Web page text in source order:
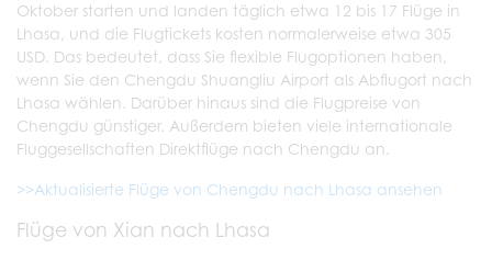
Oktober starten und landen täglich etwa 12 bis 17 Flüge in
Lhasa, und die Flugtickets kosten normalerweise etwa 305
USD. Das bedeutet, dass Sie flexible Flugoptionen haben,
wenn Sie den Chengdu Shuangliu Airport als Abflugort nach
Lhasa wählen. Darüber hinaus sind die Flugpreise von
Chengdu günstiger. Außerdem bieten viele internationale
Fluggesellschaften Direktflüge nach Chengdu an.
>>Aktualisierte Flüge von Chengdu nach Lhasa ansehen
Flüge von Xian nach Lhasa